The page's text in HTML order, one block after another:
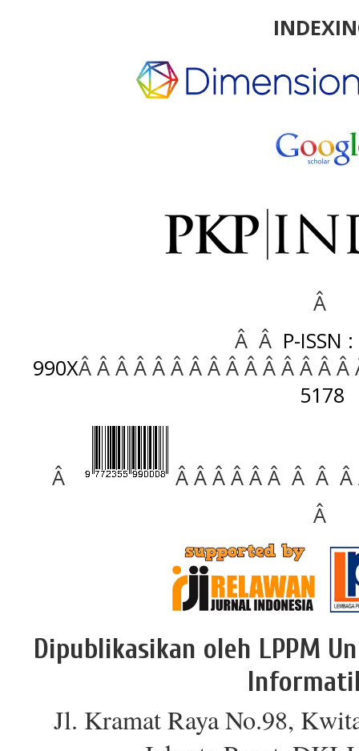
Â
Â Â P-ISSN
990XÂ Â Â Â Â Â Â Â Â Â Â Â Â Â
5178
Â
Â Â Â Â Â Â Â Â
Â
Dipublikasikan oleh LPPM
Jl. Kramat Raya No.98,